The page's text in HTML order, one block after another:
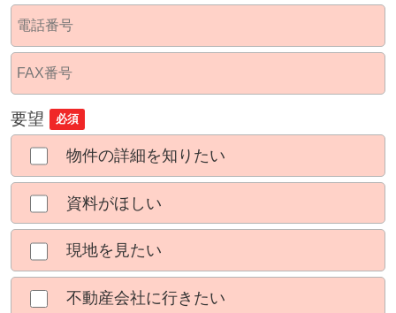
要望 必須
物件の詳細を知りたい
資料がほしい
現地を見たい
不動産会社に行きたい